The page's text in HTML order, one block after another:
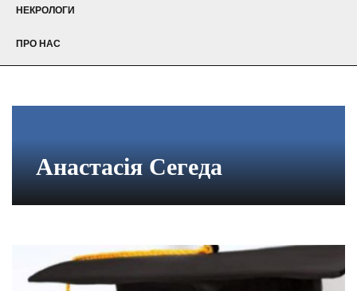
НЕКРОЛОГИ
ПРО НАС
Анастасія Сегеда